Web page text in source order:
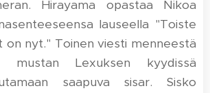
Hirayama opastaa Nikoa
lauseella "Toiste
on nyt." Toinen viesti menneestä
mustan Lexuksen kyydissä
saapuva sisar. Sisko